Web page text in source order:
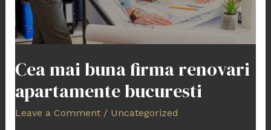
Cea mai buna firma renovari
apartamente bucuresti
Leave a Comment / Uncategorized